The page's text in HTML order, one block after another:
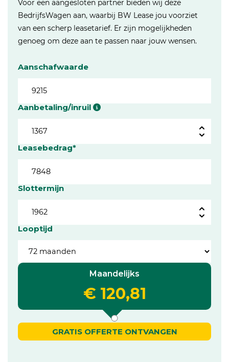
Voor een aangesloten partner bieden wij deze
BedrijfsWagen aan, waarbij BW Lease jou voorziet
van een scherp leasetarief. Er zijn mogelijkheden
genoeg om deze aan te passen naar jouw wensen.
Aanschafwaarde
Aanbetaling/inruil
Leasebedrag*
Slottermijn
Looptijd
Maandelijks
€ 120,81
GRATIS OFFERTE ONTVANGEN